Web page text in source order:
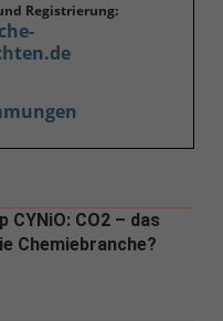
Registrierung:
CYNiO: CO2 – das
Chemiebranche?